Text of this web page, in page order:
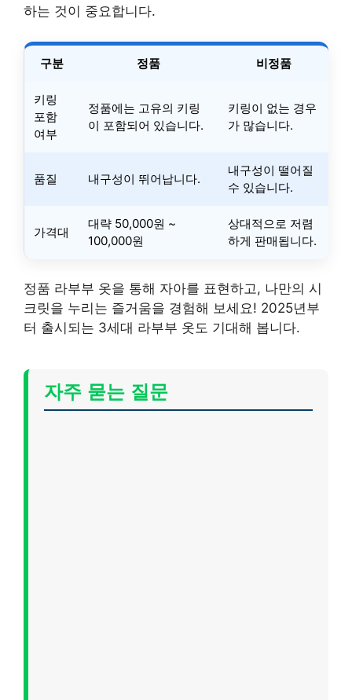
하는 것이 중요합니다.
구분 정품 비정품
키링
포함
여부
정품에는 고유의 키링
이 포함되어 있습니다.
키링이 없는 경우
가 많습니다.
품질 내구성이 뛰어납니다.
내구성이 떨어질
수 있습니다.
가격대
대략 50,000원 ~
100,000원
상대적으로 저렴
하게 판매됩니다.
정품 라부부 옷을 통해 자아를 표현하고, 나만의 시
크릿을 누리는 즐거움을 경험해 보세요! 2025년부
터 출시되는 3세대 라부부 옷도 기대해 봅니다.
자주 묻는 질문